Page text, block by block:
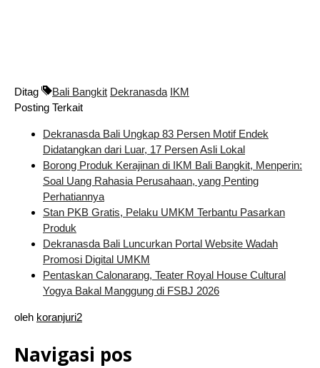
Ditag Bali Bangkit Dekranasda IKM
Posting Terkait
Dekranasda Bali Ungkap 83 Persen Motif Endek
Didatangkan dari Luar, 17 Persen Asli Lokal
Borong Produk Kerajinan di IKM Bali Bangkit, Menperin:
Soal Uang Rahasia Perusahaan, yang Penting
Perhatiannya
Stan PKB Gratis, Pelaku UMKM Terbantu Pasarkan
Produk
Dekranasda Bali Luncurkan Portal Website Wadah
Promosi Digital UMKM
Pentaskan Calonarang, Teater Royal House Cultural
Yogya Bakal Manggung di FSBJ 2026
oleh koranjuri2
Navigasi pos